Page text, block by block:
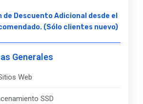
de Descuento Adicional desde el
(Sólo clientes nuevo)
Generales
Web
SSD